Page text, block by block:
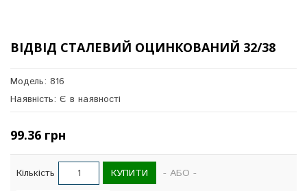
ВІДВІД СТАЛЕВИЙ ОЦИНКОВАНИЙ 32/38
Модель: 816
Наявність: Є в наявності
99.36 грн
Кількість КУПИТИ - АБО -